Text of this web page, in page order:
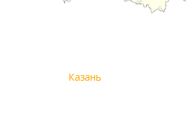
Казань